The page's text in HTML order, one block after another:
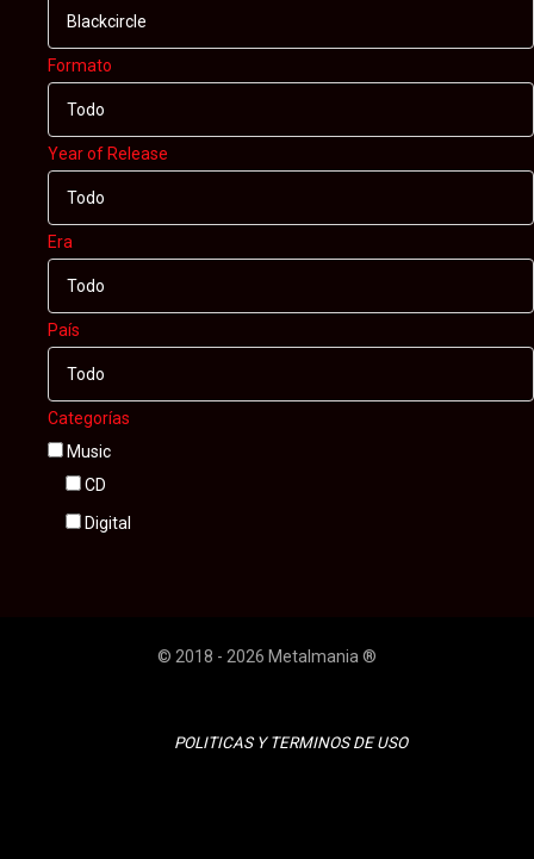
Blackcircle
Formato
Todo
Year of Release
Todo
Era
Todo
País
Todo
Categorías
Music
CD
Digital
© 2018 - 2026 Metalmania ®
POLITICAS Y TERMINOS DE USO